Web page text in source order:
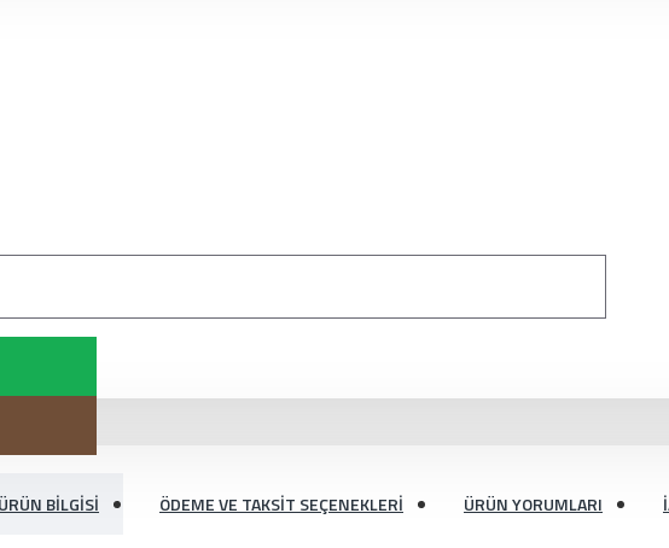
ÜRÜN BILGISI ÖDEME VE TAKSIT SEÇENEKLERI ÜRÜN YORUMLARI